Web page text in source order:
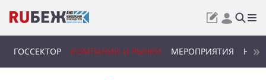
ГОССЕКТОР КОМПАНИИ И РЫНКИ МЕРОПРИЯТИЯ